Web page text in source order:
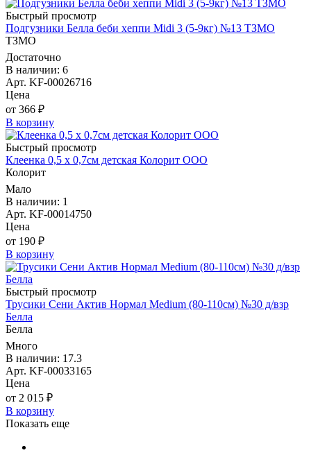
Быстрый просмотр
Подгузники Белла беби хеппи Midi 3 (5-9кг) №13 ТЗМО
ТЗМО
Достаточно
В наличии: 6
Арт. KF-00026716
Цена
от 366 ₽
В корзину
Быстрый просмотр
Клеенка 0,5 х 0,7см детская Колорит ООО
Колорит
Мало
В наличии: 1
Арт. KF-00014750
Цена
от 190 ₽
В корзину
Быстрый просмотр
Трусики Сени Актив Нормал Medium (80-110см) №30 д/взр
Белла
Белла
Много
В наличии: 17.3
Арт. KF-00033165
Цена
от 2 015 ₽
В корзину
Показать еще